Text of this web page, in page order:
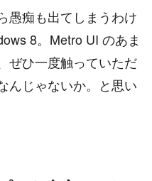
愚痴も出てしまうわけ
8。Metro UI のあま
ぜひ一度触っていただ
んじゃないか。と思い